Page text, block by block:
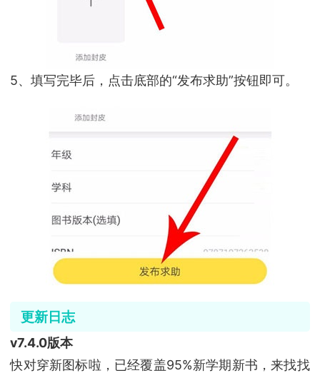
5、填写完毕后，点击底部的“发布求助”按钮即可。
更新日志
v7.4.0版本
快对穿新图标啦，已经覆盖95%新学期新书，来找找